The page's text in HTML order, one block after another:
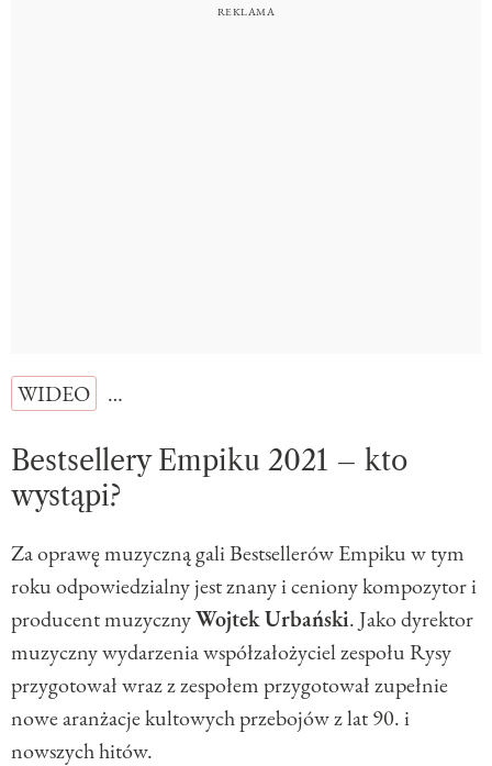
WIDEO …
Bestsellery Empiku 2021 – kto
wystąpi?
Za oprawę muzyczną gali Bestsellerów Empiku w tym
roku odpowiedzialny jest znany i ceniony kompozytor i
producent muzycznyWojtek Urbański. Jako dyrektor
muzyczny wydarzenia współzałożyciel zespołu Rysy
przygotował wraz z zespołem przygotował zupełnie
nowe aranżacje kultowych przebojów z lat 90. i
nowszych hitów.